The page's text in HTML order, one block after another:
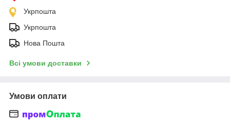
Укрпошта
Укрпошта
Нова Пошта
Всі умови доставки
Умови оплати